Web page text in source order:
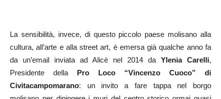
La sensibilità, invece, di questo piccolo paese molisano alla
cultura, all’arte e alla street art, è emersa già qualche anno fa
da un’email inviata ad Alicè nel 2014 da Ylenia Carelli,
Presidente della Pro Loco “Vincenzo Cuoco” di
Civitacampomarano: un invito a fare tappa nel borgo